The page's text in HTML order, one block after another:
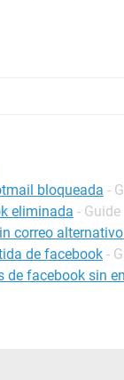
bloqueada -
eliminada - Guide
correo
de facebook -
de facebook sin